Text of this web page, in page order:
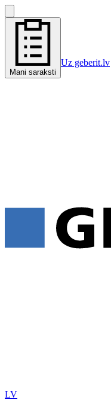
Mani saraksti
Uz geberit.lv
LV